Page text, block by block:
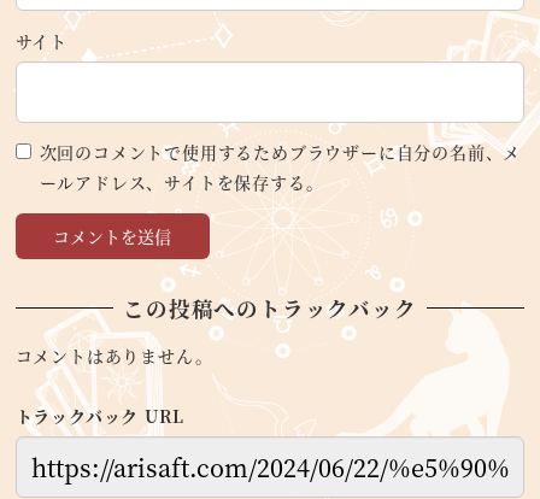
サイト
次回のコメントで使用するためブラウザーに自分の名前、メ
ールアドレス、サイトを保存する。
この投稿へのトラックバック
コメントはありません。
トラックバック URL